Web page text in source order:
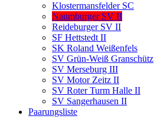
Klostermansfelder SC
Naumburger SV II
Reideburger SV II
SF Hettstedt II
SK Roland Weißenfels
SV Grün-Weiß Granschütz
SV Merseburg III
SV Motor Zeitz II
SV Roter Turm Halle II
SV Sangerhausen II
Paarungsliste